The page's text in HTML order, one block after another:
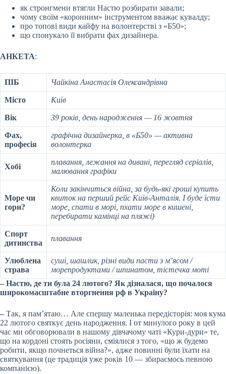
як стронгмени втягли Настю розбирати завали;
чому своїм «коронним» інструментом вважає кувалду;
про топові види кайфу на волонтерстві з «Б50»;
що спонукало її вибрати фах дизайнера.
АНКЕТА:
ПІБ Чайкіна Анастасія Олександрівна
Місто Київ
Вік 39 років, день народження — 16 жовтня
Фах,
професія
графічна дизайнерка, в «Б50» — активна
волонтерка
Хобі
плавання, лежання на дивані, перегляд серіалів,
малювання графіки
Море чи
гори?
Коли закінчиться війна, за будь-які гроші купить
квиток на перший рейс Київ-Анталія. І буде їсти
море, спати в морі, пхати море в кишені,
перебирати камінці на пляжі)
Спорт
дитинства
плавання
Улюблена
страва
суші, шашлик, різні види пасти з м’ясом /
морепродуктами / шпинатом, тістечка моті
– Настю, де ти була 24 лютого? Як дізналася, що почалося
широкомасштабне вторгнення рф в Україну?
– Так, я пам’ятаю… Але спершу маленька передісторія: моя кума
22 лютого святкує день народження. І от минулого року в цей
час ми обговорювали в нашому дівчачому чаті «Кури-дури» те,
що на кордоні стоять росіяни, сміялися з того, «що ж будемо
робити, якщо почнеться війна?», адже повинні були їхати на
святкування (це традиція уже років 10 — збираємось певною
компанією).